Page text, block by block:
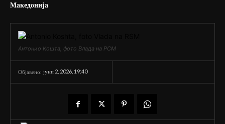
Македонија
Антонио Кошта, фото Влада на РСМ
Објавено: јуни 2, 2026, 19:40